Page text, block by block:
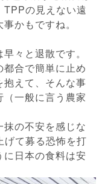
TPPの見えない遠
かもですね。
々と退散です。
合で簡単に止め
えて、そんな事
一般に言う農家
の不安を感じな
て募る恐怖を打
日本の食料は安